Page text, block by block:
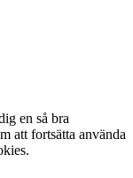
en så bra
att fortsätta använda